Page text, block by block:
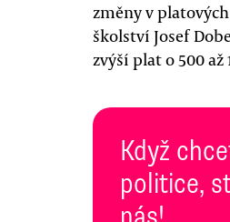
změny v
školství Josef
zvýší plat o 500 až
Když
politice,